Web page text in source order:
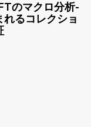
のマクロ分析-
るコレクショ